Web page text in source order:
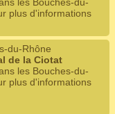
plus d'informations
du-Rhône
de la Ciotat
les Bouches-du-
plus d'informations